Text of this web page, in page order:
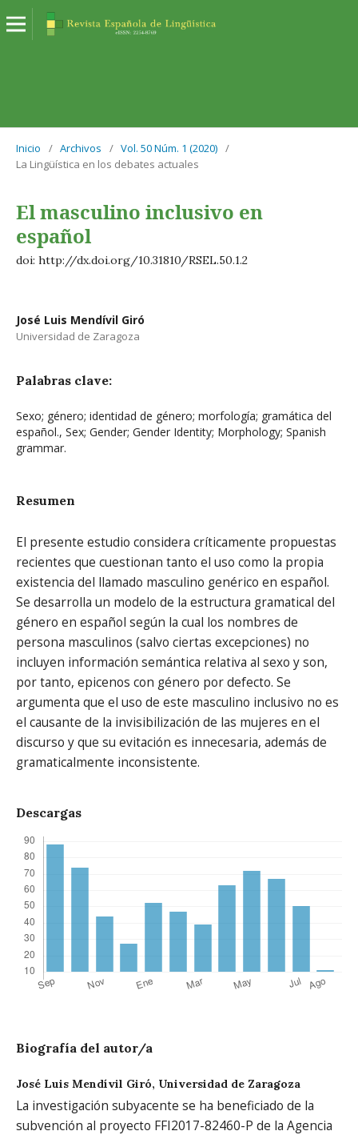
Inicio / Archivos / Vol. 50 Núm. 1 (2020) /
La Lingüística en los debates actuales
El masculino inclusivo en
español
doi: http://dx.doi.org/10.31810/RSEL.50.1.2
José Luis Mendívil Giró
Universidad de Zaragoza
Palabras clave:
Sexo; género; identidad de género; morfología; gramática del
español., Sex; Gender; Gender Identity; Morphology; Spanish
grammar.
Resumen
El presente estudio considera críticamente propuestas
recientes que cuestionan tanto el uso como la propia
existencia del llamado masculino genérico en español.
Se desarrolla un modelo de la estructura gramatical del
género en español según la cual los nombres de
persona masculinos (salvo ciertas excepciones) no
incluyen información semántica relativa al sexo y son,
por tanto, epicenos con género por defecto. Se
argumenta que el uso de este masculino inclusivo no es
el causante de la invisibilización de las mujeres en el
discurso y que su evitación es innecesaria, además de
gramaticalmente inconsistente.
Descargas
Biografía del autor/a
José Luis Mendívil Giró, Universidad de Zaragoza
La investigación subyacente se ha beneficiado de la
subvención al proyecto FFI2017-82460-P de la Agencia